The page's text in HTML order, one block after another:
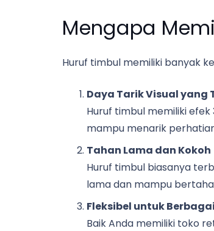
Mengapa
Huruf timbul memiliki banyak
Daya Tarik Visual yang
Huruf timbul memiliki
mampu menarik
Tahan Lama dan Kokoh
Huruf timbul biasanya
lama dan mampu
Fleksibel untuk
Baik Anda memiliki toko